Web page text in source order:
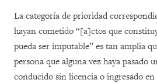
La categoría de prioridad
hayan cometido “[a]ctos que
pueda ser imputable” es tan amplia
persona que alguna vez haya pasado
conducido sin licencia o ingresado en